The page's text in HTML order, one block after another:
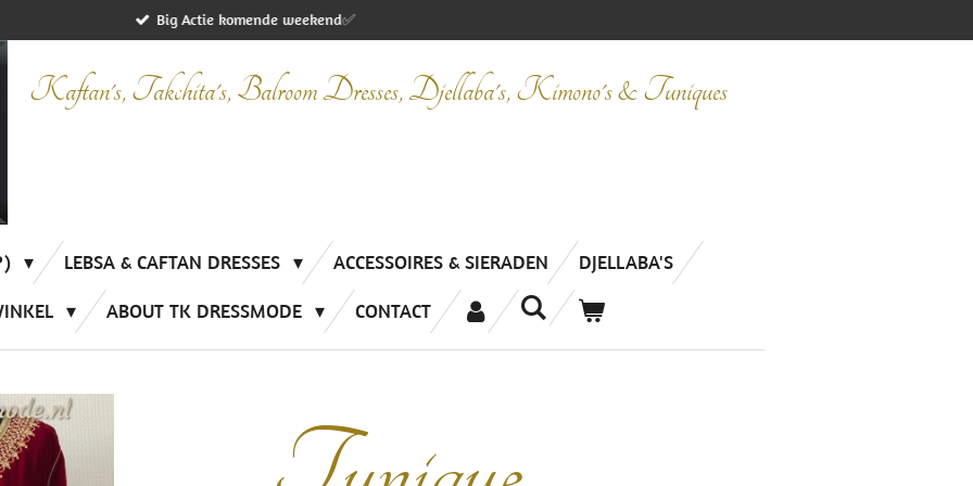
Big Actie komende weekend✅
Kaftan's, Takchita's, Balroom Dresses, Djellaba's, Kimono's & Tuniques
LEBSA & CAFTAN DRESSES ACCESSOIRES & SIERADEN
DJELLABA'S
ABOUT TK DRESSMODE CONTACT